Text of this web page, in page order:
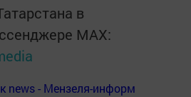
в
MАХ:
news - Мензеля-информ